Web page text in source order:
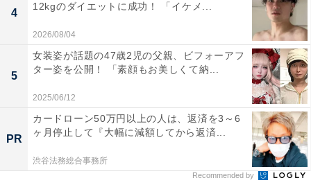
4
12kgのダイエットに成功！ 「イケメ...
2026/08/04
5
女装姿が話題の47歳2児の父親、ビフォーアフ
ター姿を公開！ 「素顔もお美しくて納...
2025/06/12
PR
カードローン50万円以上の人は、返済を3～6
ヶ月停止して『大幅に減額してから返済...
渋谷法務総合事務所
Recommended by